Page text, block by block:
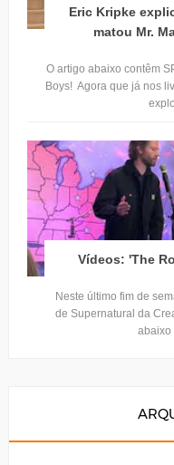
Eric Kripke
matou Mr.
O artigo abaixo contêm
Boys! Agora que já nos
Vídeos: 'The
Neste último fim de
de Supernatural da
abaixo